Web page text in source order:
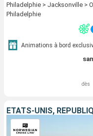
Philadelphie > Jacksonville >
Philadelphie
Animations à bord
dès